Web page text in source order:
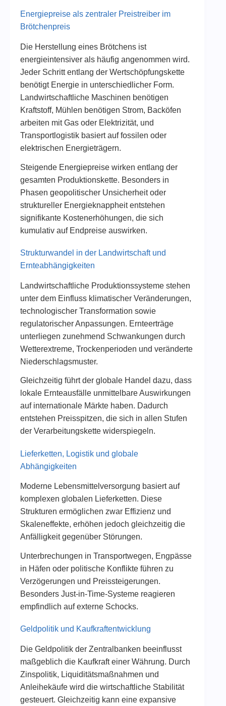
Energiepreise als zentraler Preistreiber im
Brötchenpreis
Die Herstellung eines Brötchens ist
energieintensiver als häufig angenommen wird.
Jeder Schritt entlang der Wertschöpfungskette
benötigt Energie in unterschiedlicher Form.
Landwirtschaftliche Maschinen benötigen
Kraftstoff, Mühlen benötigen Strom, Backöfen
arbeiten mit Gas oder Elektrizität, und
Transportlogistik basiert auf fossilen oder
elektrischen Energieträgern.
Steigende Energiepreise wirken entlang der
gesamten Produktionskette. Besonders in
Phasen geopolitischer Unsicherheit oder
struktureller Energieknappheit entstehen
signifikante Kostenerhöhungen, die sich
kumulativ auf Endpreise auswirken.
Strukturwandel in der Landwirtschaft und
Ernteabhängigkeiten
Landwirtschaftliche Produktionssysteme stehen
unter dem Einfluss klimatischer Veränderungen,
technologischer Transformation sowie
regulatorischer Anpassungen. Ernteerträge
unterliegen zunehmend Schwankungen durch
Wetterextreme, Trockenperioden und veränderte
Niederschlagsmuster.
Gleichzeitig führt der globale Handel dazu, dass
lokale Ernteausfälle unmittelbare Auswirkungen
auf internationale Märkte haben. Dadurch
entstehen Preisspitzen, die sich in allen Stufen
der Verarbeitungskette widerspiegeln.
Lieferketten, Logistik und globale
Abhängigkeiten
Moderne Lebensmittelversorgung basiert auf
komplexen globalen Lieferketten. Diese
Strukturen ermöglichen zwar Effizienz und
Skaleneffekte, erhöhen jedoch gleichzeitig die
Anfälligkeit gegenüber Störungen.
Unterbrechungen in Transportwegen, Engpässe
in Häfen oder politische Konflikte führen zu
Verzögerungen und Preissteigerungen.
Besonders Just-in-Time-Systeme reagieren
empfindlich auf externe Schocks.
Geldpolitik und Kaufkraftentwicklung
Die Geldpolitik der Zentralbanken beeinflusst
maßgeblich die Kaufkraft einer Währung. Durch
Zinspolitik, Liquiditätsmaßnahmen und
Anleihekäufe wird die wirtschaftliche Stabilität
gesteuert. Gleichzeitig kann eine expansive